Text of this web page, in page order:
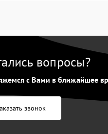
1 год
60 мин 1 год
60 мин
вопросы?
с Вами в ближайшее
звонок